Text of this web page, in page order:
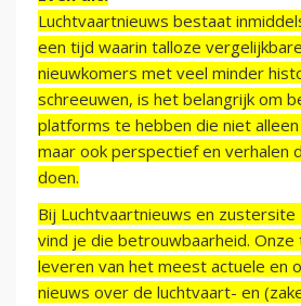
Luchtvaartnieuws bestaat
een tijd waarin talloze
nieuwkomers met veel minder
schreeuwen, is het belangrijk om
platforms te hebben die niet
maar ook perspectief en verhalen
doen.
Bij Luchtvaartnieuws en zustersite
vind je die betrouwbaarheid.
leveren van het meest actuele en
nieuws over de luchtvaart- en